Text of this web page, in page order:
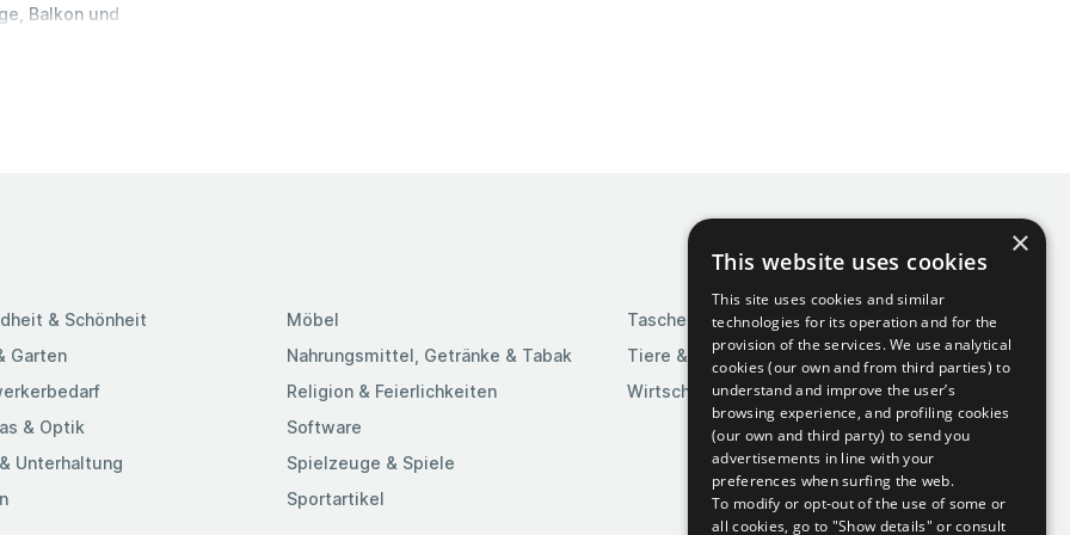
Balkon und
220 –
& Schönheit
Garten
& Optik
Unterhaltung
Möbel
Nahrungsmittel, Getränke & Tabak
Religion & Feierlichkeiten
Software
Spielzeuge & Spiele
Sportartikel
Taschen & Gepäck
Tiere & Tierbedarf
Wirtschaft & Industrie
×
This website uses cookies
This site uses cookies and similar
technologies for its operation and for the
provision of the services. We use analytical
cookies (our own and from third parties) to
understand and improve the user’s
browsing experience, and profiling cookies
(our own and third party) to send you
advertisements in line with your
preferences when surfing the web.
To modify or opt-out of the use of some or
all cookies, go to "Show details" or consult